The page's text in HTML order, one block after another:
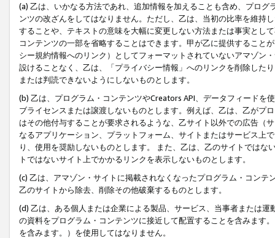
(a) 乙は、いかなる方法であれ、追加情報を加えることも含め、プロ
ンツの改ざんをしてはなりません。ただし、乙は、当初の比率を維持
することや、テキストの意味を大幅に変更しない方法または事実とし
コンテンツの一部を省略することはできます。甲が乙に提供すること
シー規約情報へのリンク）としてフォーマットされていないアマゾン
設けることなく、乙は、「プライバシー情報」へのリンクを削除した
または判読できないようにしないものとします。
(b) 乙は、プログラム・コンテンツやCreators API、データフィード
ブライセンスまたは譲渡しないものとします。例えば、乙は、乙がプ
はその他付与することが要求されるような、乙サイト以外での広告（
なるアプリケーション、プラットフォーム、サイトまたはサービス上
り、使用を奨励しないものとします。 また、乙は、乙のサイトでは
トではないサイト上でかかるリンクを表示しないものとします。
(c) 乙は、アマゾン・サイトに掲載されなくなったプログラム・コン
乙のサイトから除去、削除その他破棄するものとします。
(d) 乙は、ある個人または企業による製品、サービス、当事者または
の資料をプログラム・コンテンツに接近して配置することを含みます
を含みます。）を使用してはなりません。